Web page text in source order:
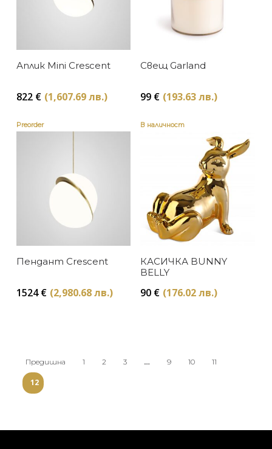
Аплик Mini Crescent
822 € (1,607.69 лв.)
Свещ Garland
99 € (193.63 лв.)
Preorder
Пендант Crescent
1524€ (2,980.68 лв.)
В наличност
КАСИЧКА BUNNY
BELLY
90 € (176.02 лв.)
Предишна 1 2 3 … 9 10 11
12